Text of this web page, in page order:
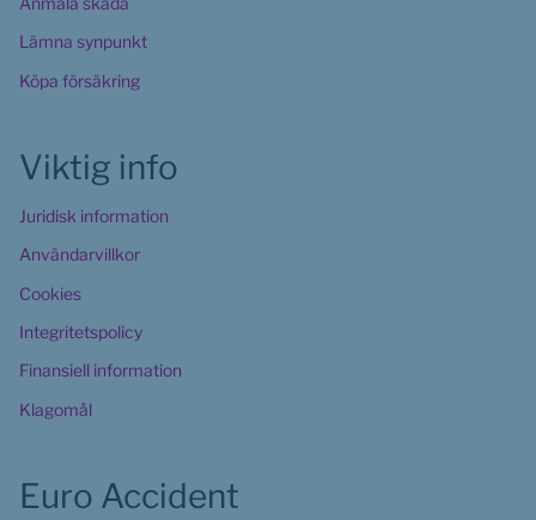
Lämna synpunkt
Köpa försäkring
Viktig info
Juridisk information
Användarvillkor
Cookies
Integritetspolicy
Finansiell information
Klagomål
Euro Accident